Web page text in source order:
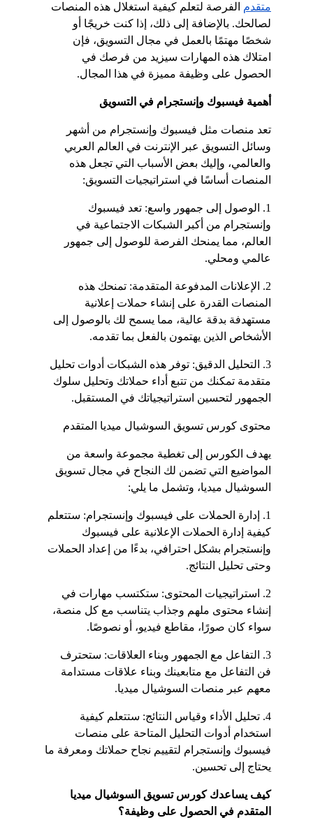
متقدم الفرصة لتعلم كيفية استغلال هذه المنصات
لصالحك. بالإضافة إلى ذلك، إذا كنت خريجًا أو
شخصًا مهتمًا بالعمل في مجال التسويق، فإن
امتلاك هذه المهارات سيزيد من فرصك في
الحصول على وظيفة مميزة في هذا المجال.
أهمية فيسبوك وإنستجرام في التسويق
تعد منصات مثل فيسبوك وإنستجرام من أشهر
وسائل التسويق عبر الإنترنت في العالم العربي
والعالمي، وإليك بعض الأسباب التي تجعل هذه
المنصات أساسًا في استراتيجيات التسويق:
1. الوصول إلى جمهور واسع: تعد فيسبوك
وإنستجرام من أكبر الشبكات الاجتماعية في
العالم، مما يمنحك الفرصة للوصول إلى جمهور
عالمي ومحلي.
2. الإعلانات المدفوعة المتقدمة: تمنحك هذه
المنصات القدرة على إنشاء حملات إعلانية
مستهدفة بدقة عالية، مما يسمح لك بالوصول إلى
الأشخاص الذين يهتمون بالفعل بما تقدمه.
3. التحليل الدقيق: توفر هذه الشبكات أدوات تحليل
متقدمة تمكنك من تتبع أداء حملاتك وتحليل سلوك
الجمهور لتحسين استراتيجياتك في المستقبل.
محتوى كورس تسويق السوشيال ميديا المتقدم
يهدف الكورس إلى تغطية مجموعة واسعة من
المواضيع التي تضمن لك النجاح في مجال تسويق
السوشيال ميديا، وتشمل ما يلي:
1. إدارة الحملات على فيسبوك وإنستجرام: ستتعلم
كيفية إدارة الحملات الإعلانية على فيسبوك
وإنستجرام بشكل احترافي، بدءًا من إعداد الحملات
وحتى تحليل النتائج.
2. استراتيجيات المحتوى: ستكتسب مهارات في
إنشاء محتوى ملهم وجذاب يتناسب مع كل منصة،
سواء كان صورًا، مقاطع فيديو، أو نصوصًا.
3. التفاعل مع الجمهور وبناء العلاقات: ستحترف
فن التفاعل مع متابعينك وبناء علاقات مستدامة
معهم عبر منصات السوشيال ميديا.
4. تحليل الأداء وقياس النتائج: ستتعلم كيفية
استخدام أدوات التحليل المتاحة على منصات
فيسبوك وإنستجرام لتقييم نجاح حملاتك ومعرفة ما
يحتاج إلى تحسين.
كيف يساعدك كورس تسويق السوشيال ميديا
المتقدم في الحصول على وظيفة؟